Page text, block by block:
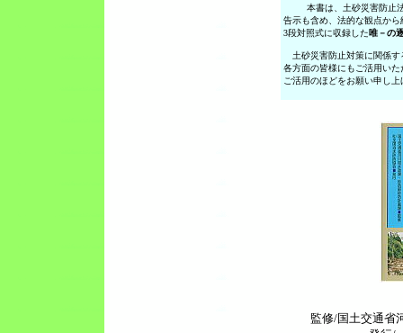
本書は、土砂災害防止
告示も含め、法的な観点か
3段対照式に収録した唯－の
土砂災害防止対策に関係す
各方面の皆様にもご活用い
ご活用のほどをお願い申し上
監修/国土交通省